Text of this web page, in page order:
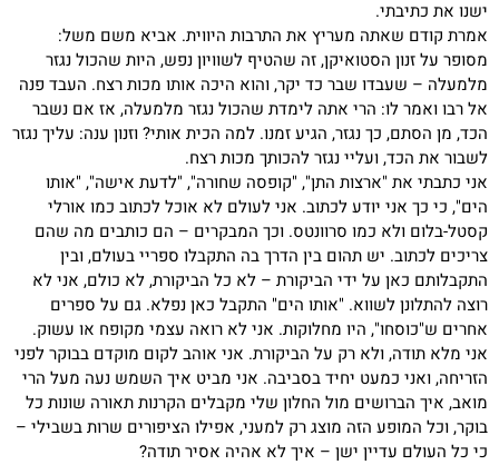
ישנו את כתיבתי.
אמרת קודם שאתה מעריץ את התרבות היווית. אביא משם משל:
מסופר על זנון הסטואיקן, זה שהטיף לשוויון נפש, היות שהכול נגזר
מלמעלה – שעבדו שבר כד יקר, והוא היכה אותו מכות רצח. העבד פנה
אל רבו ואמר לו: הרי אתה לימדת שהכול נגזר מלמעלה, אז אם נשבר
הכד, מן הסתם, כך נגזר, הגיע זמנו. למה הכית אותי? וזנון ענה: עליך נגזר
לשבור את הכד, ועליי נגזר להכותך מכות רצח.
אני כתבתי את "ארצות התן", "קופסה שחורה", "לדעת אישה", "אותו
הים", כי כך אני יודע לכתוב. אני לעולם לא אוכל לכתוב כמו אורלי
קסטל-בלום ולא כמו סרוונטס. וכך המבקרים – הם כותבים מה שהם
צריכים לכתוב. יש תהום בין הדרך בה התקבלו ספריי בעולם, ובין
התקבלותם כאן על ידי הביקורת – לא כל הביקורת, לא כולם, אני לא
רוצה להתלונן לשווא. "אותו הים" התקבל כאן נפלא. גם על ספרים
אחרים ש"כוסחו", היו מחלוקות. אני לא רואה עצמי מקופח או עשוק.
אני מלא תודה, ולא רק על הביקורת. אני אוהב לקום מוקדם בבוקר לפני
הזריחה, ואני כמעט יחיד בסביבה. אני מביט איך השמש נעה מעל הרי
מואב, איך הברושים מול החלון שלי מקבלים הקרנות תאורה שונות כל
בוקר, וכל המופע הזה מוצג רק למעני, אפילו הציפורים שרות בשבילי –
כי כל העולם עדיין ישן – איך לא אהיה אסיר תודה?